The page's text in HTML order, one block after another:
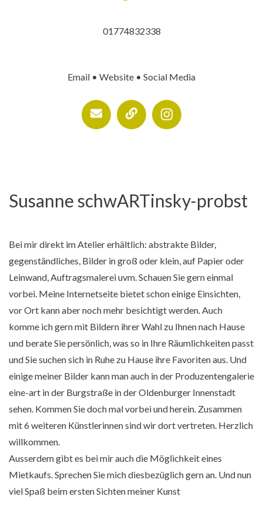
01774832338
Email • Website • Social Media
Susanne schwARTinsky-probst
Bei mir direkt im Atelier erhältlich: abstrakte Bilder,
gegenständliches, Bilder in groß oder klein, auf Papier oder
Leinwand, Auftragsmalerei uvm. Schauen Sie gern einmal
vorbei. Meine Internetseite bietet schon einige Einsichten,
vor Ort kann aber noch mehr besichtigt werden. Auch
komme ich gern mit Bildern ihrer Wahl zu Ihnen nach Hause
und berate Sie persönlich, was so in Ihre Räumlichkeiten passt
und Sie suchen sich in Ruhe zu Hause ihre Favoriten aus. Und
einige meiner Bilder kann man auch in der Produzentengalerie
eine-art in der Burgstraße in der Oldenburger Innenstadt
sehen. Kommen Sie doch mal vorbei und herein. Zusammen
mit 6 weiteren Künstlerinnen sind wir dort vertreten. Herzlich
willkommen.
Ausserdem gibt es bei mir auch die Möglichkeit eines
Mietkaufs. Sprechen Sie mich diesbezüglich gern an. Und nun
viel Spaß beim ersten Sichten meiner Kunst